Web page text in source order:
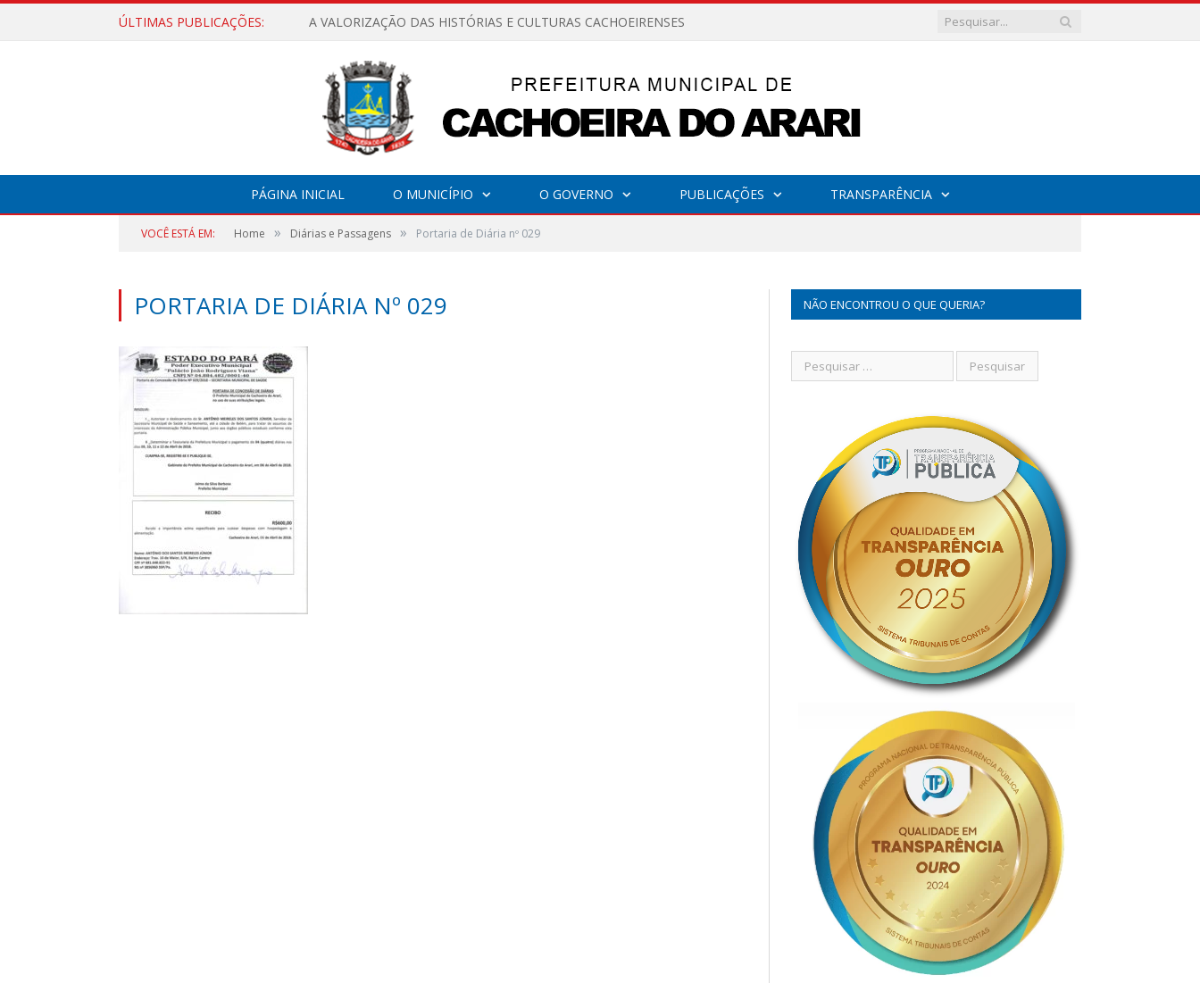
ÚLTIMAS PUBLICAÇÕES: A VALORIZAÇÃO DAS HISTÓRIAS E CULTURAS CACHOEIRENSES
PÁGINA INICIAL O MUNICÍPIO O GOVERNO PUBLICAÇÕES TRANSPARÊNCIA
VOCÊ ESTÁ EM: Home » Diárias e Passagens » Portaria de Diária nº 029
PORTARIA DE DIÁRIA Nº 029 NÃO ENCONTROU O QUE QUERIA?